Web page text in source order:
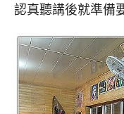
認真聽講後就準備